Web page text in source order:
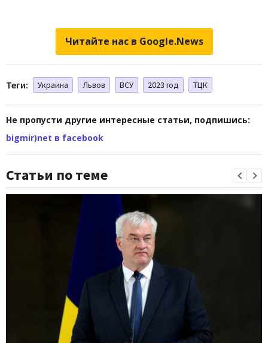
Читайте нас в Google.News
Теги: Украина Львов ВСУ 2023 год ТЦК
Не пропусти другие интересные статьи, подпишись:
bigmir)net в facebook
Статьи по теме